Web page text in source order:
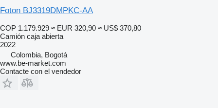
Foton BJ3319DMPKC-AA
COP 1.179.929 ≈ EUR 320,90 ≈ US$ 370,80
Camión caja abierta
2022
Colombia, Bogotá
www.be-market.com
Contacte con el vendedor